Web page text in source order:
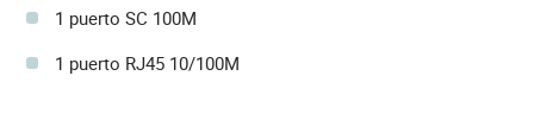
1 puerto SC 100M
1 puerto RJ45 10/100M